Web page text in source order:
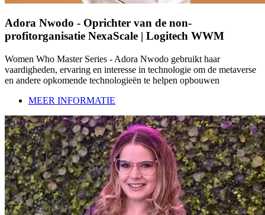
Adora Nwodo - Oprichter van de non-
profitorganisatie NexaScale | Logitech WWM
Women Who Master Series - Adora Nwodo gebruikt haar
vaardigheden, ervaring en interesse in technologie om de metaverse
en andere opkomende technologieën te helpen opbouwen
MEER INFORMATIE